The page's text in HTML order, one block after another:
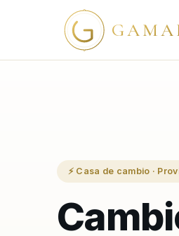
⚡ Casa de cambio ·